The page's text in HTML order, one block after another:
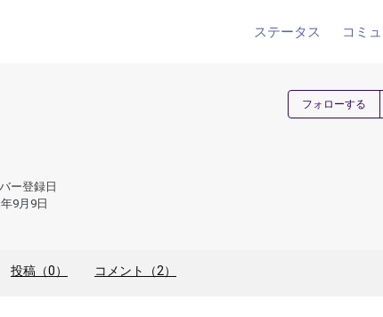
ステータス コミ
フォローする
ー登録日
9月9日
投稿（0） コメント（2）